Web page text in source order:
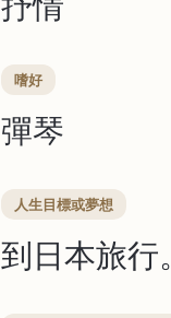
嗜好
彈琴
人生目標或夢想
到日本旅行。